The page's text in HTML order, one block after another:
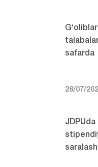
safarda
28/07/